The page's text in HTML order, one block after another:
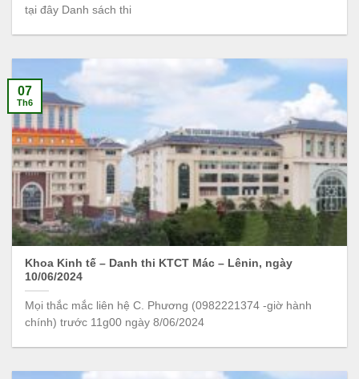
tại đây Danh sách thi
Khoa Kinh tế – Danh thi KTCT Mác – Lênin, ngày
10/06/2024
Mọi thắc mắc liên hệ C. Phương (0982221374 -giờ hành
chính) trước 11g00 ngày 8/06/2024
07
Th6